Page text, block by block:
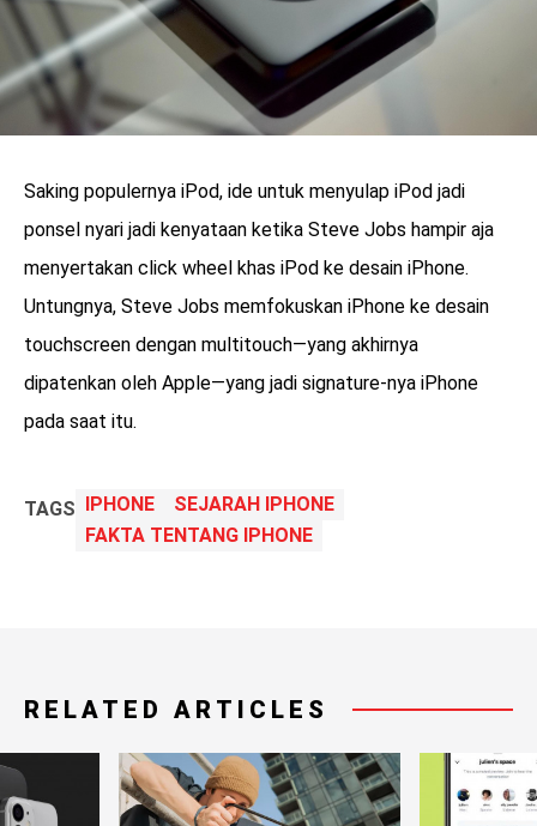
Saking populernya iPod, ide untuk menyulap iPod jadi
ponsel nyari jadi kenyataan ketika Steve Jobs hampir aja
menyertakan click wheel khas iPod ke desain iPhone.
Untungnya, Steve Jobs memfokuskan iPhone ke desain
touchscreen dengan multitouch—yang akhirnya
dipatenkan oleh Apple—yang jadi signature-nya iPhone
pada saat itu.
TAGS IPHONE
SEJARAH IPHONE
FAKTA TENTANG IPHONE
RELATED ARTICLES